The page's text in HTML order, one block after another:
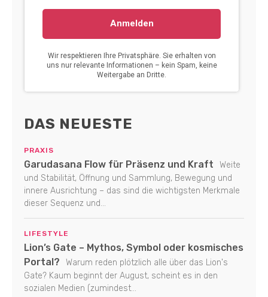
DAS NEUESTE
PRAXIS
Garudasana Flow für Präsenz und Kraft
Weite
und Stabilität, Öffnung und Sammlung, Bewegung und
innere Ausrichtung – das sind die wichtigsten Merkmale
dieser Sequenz und...
LIFESTYLE
Lion’s Gate – Mythos, Symbol oder kosmisches
Portal?
Warum reden plötzlich alle über das Lion's
Gate? Kaum beginnt der August, scheint es in den
sozialen Medien (zumindest...